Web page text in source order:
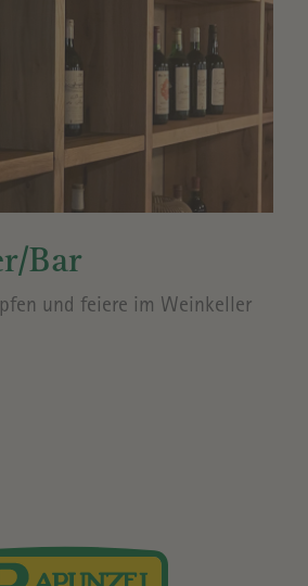
Bar
und feiere im Weinkeller